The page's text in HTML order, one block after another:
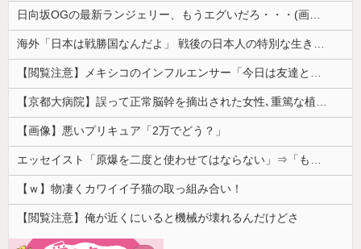
日向坂OGの最新ランジェリー、もうエグいだろ・・・(画像どーん)
海外「日本は戦勝国なんだよ」 戦後の日本人の特別な生き様に各国から称賛の声
【閲覧注意】メキシコのインフルエンサー「今日は友達と配達員のアルバイトを体験してみるよ！！」←結果・・・
【京都大病院】誤って正常脳幹を摘出された女性､重篤な植物状態だが意識は正常で何かを思考していると判明
【画像】悪いプリキュア「2万でどう？」
エッセイスト「原爆を二度と使わせてはならない」⇒「もちろん中国の核も非難する？」⇒「中国の核は綺麗な核！」
【ｗ】物凄くカワイイ子猫の取っ組み合い！
【閲覧注意】俺が近くにいると機械が壊れるんだけどさ